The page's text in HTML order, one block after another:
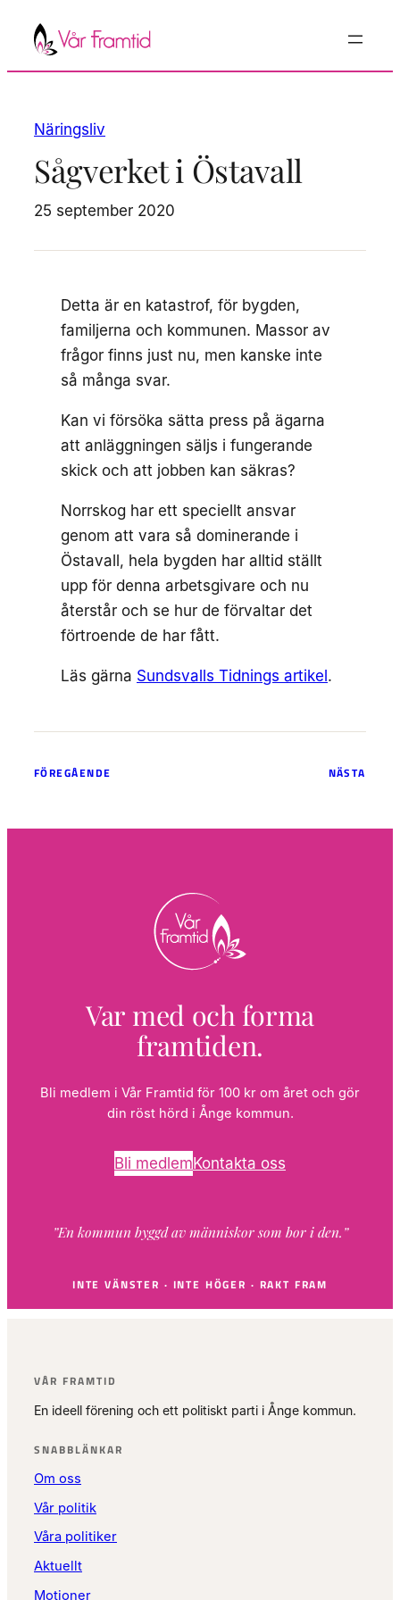
Hoppa
innehåll
Näringsliv
Sågverket i Östavall
25 september 2020
Detta är en katastrof, för bygden,
familjerna och kommunen. Massor av
frågor finns just nu, men kanske inte
så många svar.
Kan vi försöka sätta press på ägarna
att anläggningen säljs i fungerande
skick och att jobben kan säkras?
Norrskog har ett speciellt ansvar
genom att vara så dominerande i
Östavall, hela bygden har alltid ställt
upp för denna arbetsgivare och nu
återstår och se hur de förvaltar det
förtroende de har fått.
Läs gärna Sundsvalls Tidnings artikel.
FÖREGÅENDE NÄSTA
Var med och forma
framtiden.
Bli medlem i Vår Framtid för 100 kr om året och gör
din röst hörd i Ånge kommun.
Bli medlem Kontakta oss
”En kommun byggd av människor som bor i den.”
INTE VÄNSTER · INTE HÖGER · RAKT FRAM
VÅR FRAMTID
En ideell förening och ett politiskt parti i Ånge kommun.
SNABBLÄNKAR
Om oss
Vår politik
Våra politiker
Aktuellt
Motioner